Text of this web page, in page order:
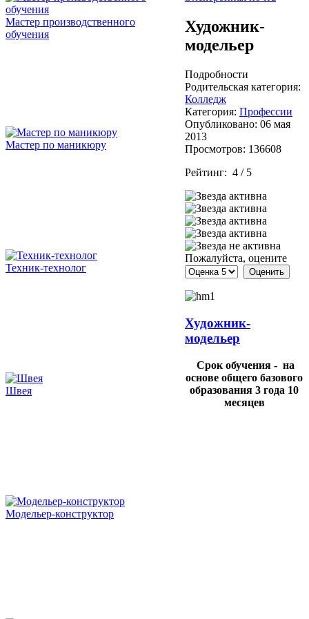
Мастер производственного
обучения
Мастер по маникюру
Техник-технолог
Швея
Модельер-конструктор
Художник-
модельер
Подробности
Родительская категория:
Колледж
Категория: Профессии
Опубликовано: 06 мая
2013
Просмотров: 136608
Рейтинг: 4 / 5
Пожалуйста, оцените
Художник-
модельер
Срок обучения - на
основе общего базового
образования 3 года 10
месяцев